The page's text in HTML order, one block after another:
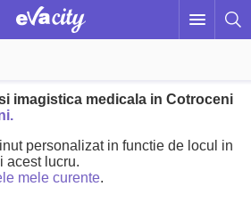
imagistica medicala in Cotroceni
personalizat in functie de locul in
acest lucru.
mele curente.